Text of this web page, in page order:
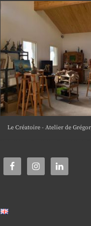
Le Créatoire - Atelier de